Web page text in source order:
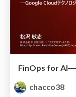
chacco38